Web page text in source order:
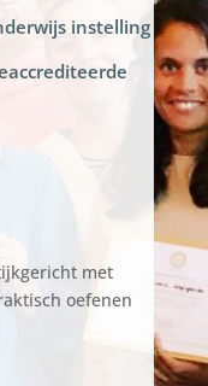
instelling
met
oefenen